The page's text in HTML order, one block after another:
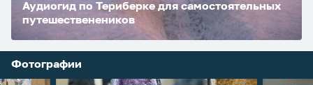
Аудиогид по Териберке для самостоятельных
путешественеников
Фотографии